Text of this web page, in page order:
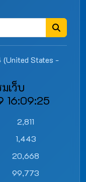
States -
เว็บ
16:09:25
2,811
1,443
20,668
99,773